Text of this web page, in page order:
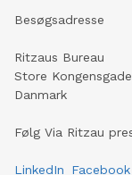
Besøgsadresse
Ritzaus Bureau
Store
Danmark
Følg Via Ritzau
LinkedIn Facebook